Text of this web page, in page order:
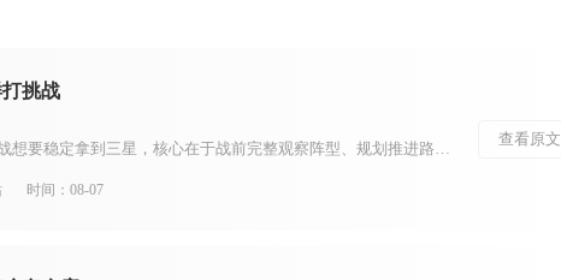
挑战
部落冲突各类挑战想要稳定拿到三星，核心在于战前完整观察阵型、规划推进路线，依靠清边引导部队走向核心区域，配合法术与英雄技能精准化解高威胁防御，避开陷阱造成的大规模减员，合理把控进攻时长。挑战关卡自带固定兵种、英雄与法术配置，无法自由调整兵力，照搬通用...
时间：08-07
查看原文